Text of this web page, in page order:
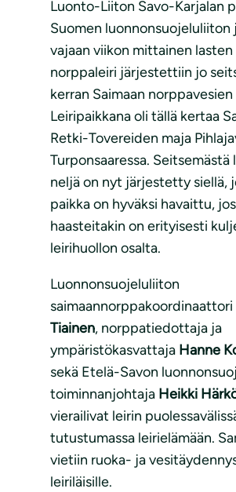
Luonto-Liiton Savo-Karjalan
Suomen luonnonsuojeluliiton
vajaan viikon mittainen lasten
norppaleiri järjestettiin jo
kerran Saimaan norppavesien
Leiripaikkana oli tällä kertaa
Retki-Tovereiden maja
Turponsaaressa. Seitsemästä
neljä on nyt järjestetty siellä,
paikka on hyväksi havaittu,
haasteitakin on erityisesti
leirihuollon osalta.
Luonnonsuojeluliiton
saimaannorppakoordinaattori
Tiainen, norppatiedottaja ja
ympäristökasvattaja Hanne
sekä Etelä-Savon
toiminnanjohtaja Heikki
vierailivat leirin
tutustumassa leirielämään.
vietiin ruoka- ja
leiriläisille.